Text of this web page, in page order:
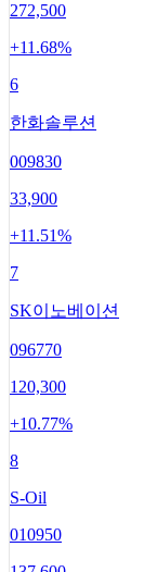
272,500
+11.68%
6
한화솔루션
009830
33,900
+11.51%
7
SK이노베이션
096770
120,300
+10.77%
8
S-Oil
010950